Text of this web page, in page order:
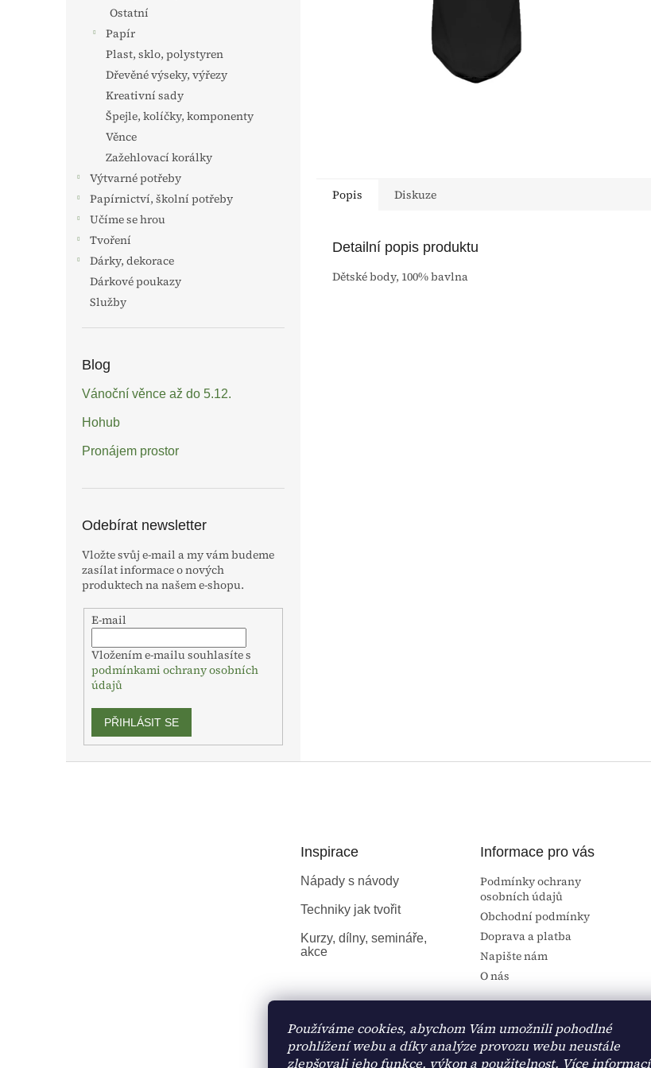
Používáme cookies, abychom Vám umožnili pohodlné
prohlížení webu a díky analýze provozu webu neustále
zlepšovali jeho funkce, výkon a použitelnost. Více informací
Ostatní
Papír
Plast, sklo, polystyren
Dřevěné výseky, výřezy
Kreativní sady
Špejle, kolíčky, komponenty
Věnce
Zažehlovací korálky
Výtvarné potřeby
Papírnictví, školní potřeby
Učíme se hrou
Tvoření
Dárky, dekorace
Dárkové poukazy
Služby
Blog
Vánoční věnce až do 5.12.
Hohub
Pronájem prostor
Odebírat newsletter
Vložte svůj e-mail a my vám budeme
zasílat informace o nových
produktech na našem e-shopu.
E-mail
Vložením e-mailu souhlasíte s
podmínkami ochrany osobních
údajů
PŘIHLÁSIT SE
Popis Diskuze
Detailní popis produktu
Dětské body, 100% bavlna
Inspirace
Nápady s návody
Techniky jak tvořit
Kurzy, dílny, semináře,
akce
Informace pro vás
Podmínky ochrany
osobních údajů
Obchodní podmínky
Doprava a platba
Napište nám
O nás